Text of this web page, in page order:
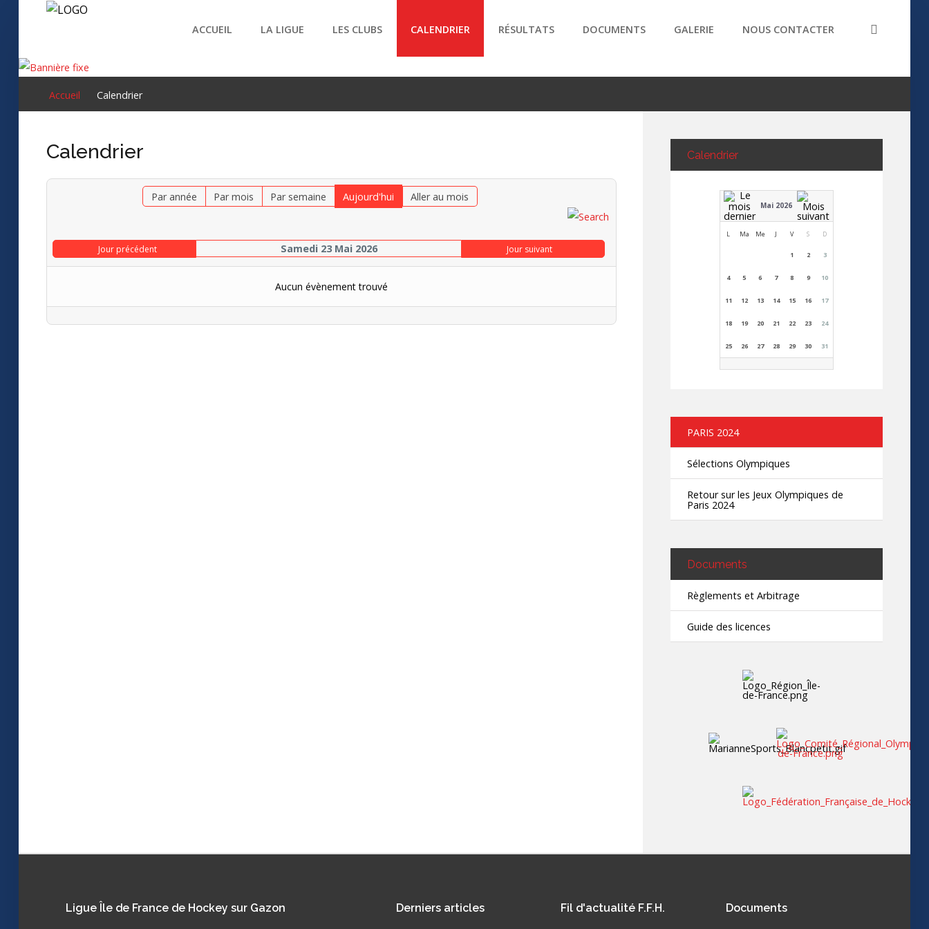
Accueil
La Ligue
Calendrier
RECHERCHER
ACCUEIL LA LIGUE LES CLUBS CALENDRIER RÉSULTATS DOCUMENTS GALERIE NOUS CONTACTER
Accueil Calendrier
Calendrier
Par année Par mois Par semaine Aujourd'hui Aller au mois
Jour précédent Samedi 23 Mai 2026 Jour suivant
Aucun évènement trouvé
Calendrier
Mai 2026
L Ma Me J V S D
1 2 3
4 5 6 7 8 9 10
11 12 13 14 15 16 17
18 19 20 21 22 23 24
25 26 27 28 29 30 31
PARIS 2024
Sélections Olympiques
Retour sur les Jeux Olympiques de
Paris 2024
Documents
Règlements et Arbitrage
Guide des licences
Ligue Île de France de Hockey sur Gazon Derniers articles Fil d'actualité F.F.H. Documents